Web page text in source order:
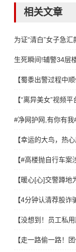
相关文章
为证“清白”女子急
生死瞬间!辅警34层
【蜀黍出警过程中
【“离异美女”视频
#净网护网,有你有
【幸运的大鸟，热
【#高楼抛自行车案
【暖心[心]交警蹲地
【4分钟认清荐股
【没想到！员工私
【走一路偷一路！